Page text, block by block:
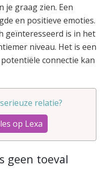
je graag zien. Een
en positieve emoties.
geïnteresseerd is in het
niveau. Het is een
connectie kan
relatie?
op Lexa
geen toeval